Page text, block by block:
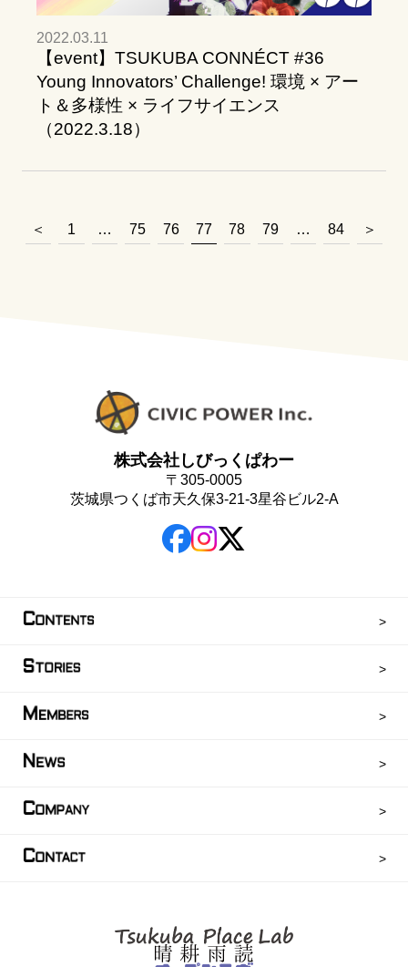
2022.03.11
【event】TSUKUBA CONNÉCT #36
Young Innovators’ Challenge! 環境 × アー
ト＆多様性 × ライフサイエンス
（2022.3.18）
＜ 1 … 75 76 77 78 79 … 84 ＞
株式会社しびっくぱわー
〒305-0005
茨城県つくば市天久保3-21-3星谷ビル2-A
CONTENTS
STORIES
M EMBERS
N EWS
COMPANY
CONTACT